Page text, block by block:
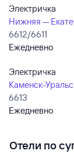
Электричка
Нижняя —
6612/6611
Ежедневно
Электричка
Каменск-
6613
Ежедневно
Отели по